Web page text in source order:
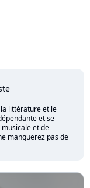
littérature et le
et se
et de
manquerez pas de